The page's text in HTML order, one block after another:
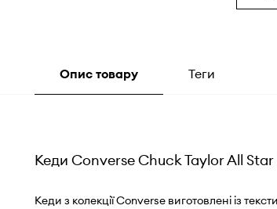
Опис товару Теги
Кеди Converse Chuck Taylor All
Кеди з колекції Converse виготовлені із